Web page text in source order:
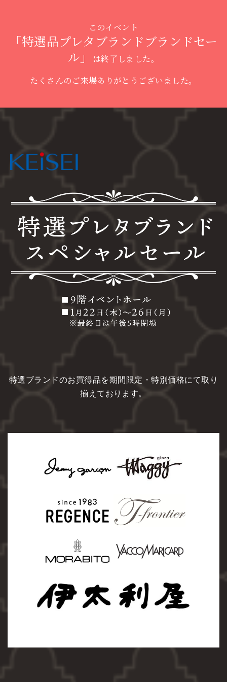
このイベント
「特選品プレタブランドブランドセー
ル」
は終了しました。
たくさんのご来場ありがとうございました。
特選ブランドのお買得品を期間限定・特別価格にて取り
揃えております。